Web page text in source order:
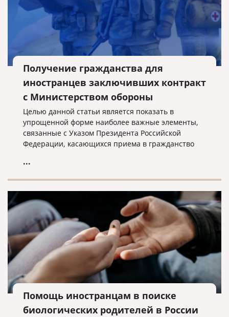
Получение гражданства для
иностранцев заключивших контракт
с Министерством обороны
Целью данной статьи является показать в
упрощенной форме наиболее важные элементы,
связанные с Указом Президента Российской
Федерации, касающихся приема в гражданство
заключивших контракт на военную службу в
формирования, а также их семьи.
...
Помощь иностранцам в поиске
биологических родителей в России